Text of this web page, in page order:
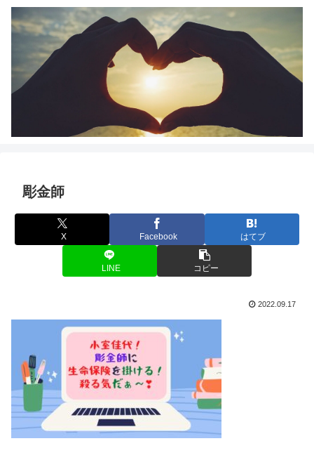
彫金師
X Facebook はてブ
LINE コピー
2022.09.17